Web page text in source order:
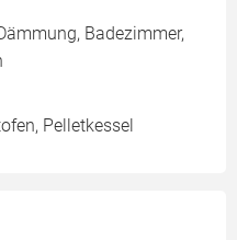
Badezimmer,
Pelletkessel